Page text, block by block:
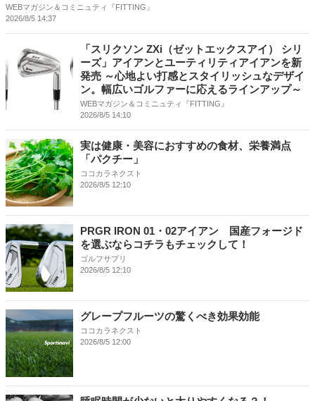
WEBマガジン＆コミニュティ『FITTING』
2026/8/5 14:37
「スリクソン ZXi（ゼットエックスアイ） シリ
ーズ」アイアンとユーティリティアイアンを新
発売 ～心地よい打感とスタイリッシュなデザイ
ン。幅広いゴルファーに応えるラインアップ～
WEBマガジン＆コミニュティ『FITTING』
2026/8/5 14:10
実は健康・美容におすすめの食材、栄養満点
「パクチー」
ココカラネクスト
2026/8/5 12:10
PRGR IRON 01・02アイアン 国産フォージド
を選ぶならコチラもチェックして！
ゴルフサプリ
2026/8/5 12:10
グレープフルーツの驚くべき効果効能
ココカラネクスト
2026/8/5 12:00